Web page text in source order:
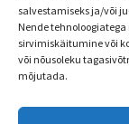
salvestamiseks ja/või
Nende
sirvimiskäitumine või
või nõusoleku
mõjutada.
Müügitingimused